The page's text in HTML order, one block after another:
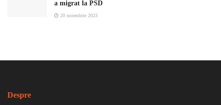
a migrat la PSD
20 noiembrie 2023
Despre